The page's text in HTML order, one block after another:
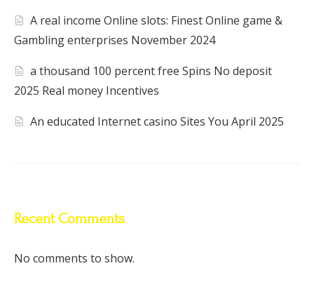
A real income Online slots: Finest Online game &
Gambling enterprises November 2024
a thousand 100 percent free Spins No deposit
2025 Real money Incentives
An educated Internet casino Sites You April 2025
Recent Comments
No comments to show.